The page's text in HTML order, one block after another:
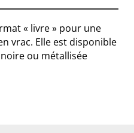
« livre » pour une
vrac. Elle est disponible
ou métallisée